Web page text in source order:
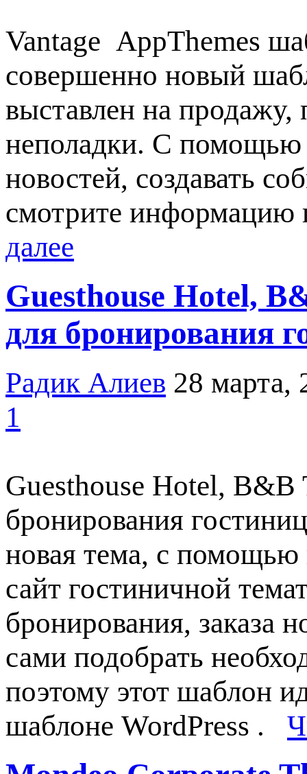
Vantage AppThemes
совершенно новый
выставлен на
неполадки. С помощью
новостей, создавать
смотрите информацию
далее
Guesthouse Hotel,
для бронирования
Радик Алиев 28 марта,
1
Guesthouse Hotel, B&B
бронирования
новая тема, с помощью
сайт гостиничной
бронирования, заказа
сами подобрать
поэтому этот шаблон
шаблоне WordPress .